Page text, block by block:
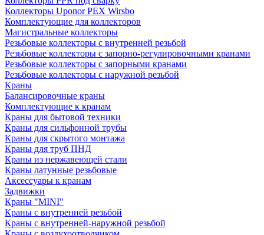
Коллекторы Uponor PEX Wirsbo
Комплектующие для коллекторов
Магистральные коллекторы
Резьбовые коллекторы с внутренней резьбой
Резьбовые коллекторы с запорно-регулировочными кранами
Резьбовые коллекторы с запорными кранами
Резьбовые коллекторы с наружной резьбой
Краны
Балансировочные краны
Комплектующие к кранам
Краны для бытовой техники
Краны для сильфонной трубы
Краны для скрытого монтажа
Краны для труб ПНД
Краны из нержавеющей стали
Краны латунные резьбовые
Аксессуары к кранам
Задвижки
Краны "MINI"
Краны с внутренней резьбой
Краны с внутренней-наружной резьбой